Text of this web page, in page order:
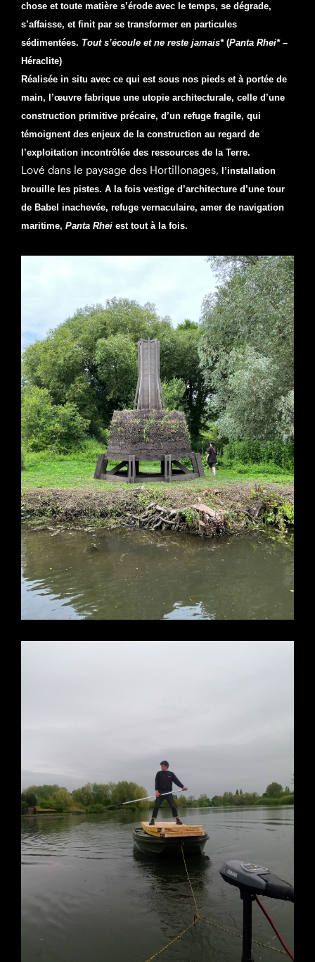
chose et toute matière s’érode avec le temps, se dégrade,
s’affaisse, et finit par se transformer en particules
sédimentées. Tout s’écoule et ne reste jamais*(Panta Rhei*–
Héraclite)
Réalisée in situ avec ce qui est sous nos pieds et à portée de
main, l’œuvre fabrique une utopie architecturale, celle d’une
construction primitive précaire, d’un refuge fragile, qui
témoignent des enjeux de la construction au regard de
l’exploitation incontrôlée des ressources de la Terre.
Lové dans le paysage des Hortillonages, l’installation
brouille les pistes. A la fois vestige d’architecture d’une tour
de Babel inachevée, refuge vernaculaire, amer de navigation
maritime, Panta Rhei est tout à la fois.